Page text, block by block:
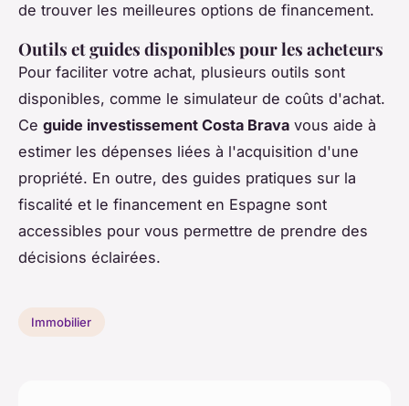
de trouver les meilleures options de financement.
Outils et guides disponibles pour les acheteurs
Pour faciliter votre achat, plusieurs outils sont
disponibles, comme le simulateur de coûts d'achat.
Ce guide investissement Costa Brava vous aide à
estimer les dépenses liées à l'acquisition d'une
propriété. En outre, des guides pratiques sur la
fiscalité et le financement en Espagne sont
accessibles pour vous permettre de prendre des
décisions éclairées.
Immobilier